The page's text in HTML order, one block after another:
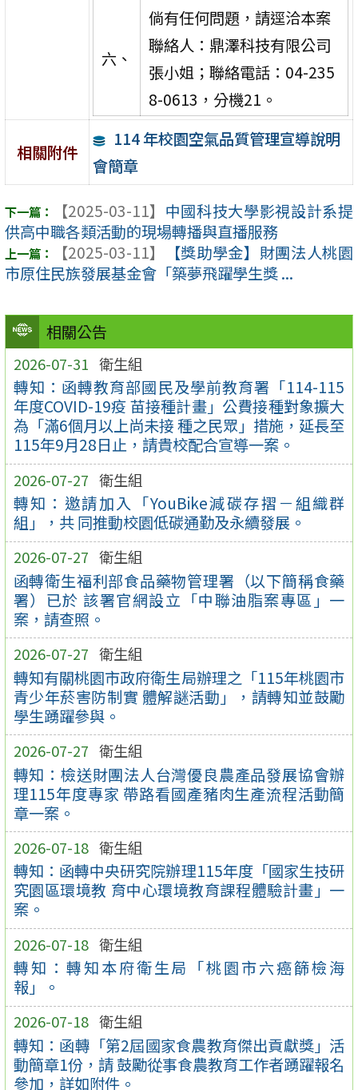
相關公告
2026-07-31 衛生組
轉知：函轉教育部國民及學前教育署「114-115
年度COVID-19疫 苗接種計畫」公費接種對象擴大
為「滿6個月以上尚未接 種之民眾」措施，延長至
115年9月28日止，請貴校配合宣導一案。
2026-07-27 衛生組
轉知：邀請加入「YouBike減碳存摺－組織群
組」，共 同推動校園低碳通勤及永續發展。
2026-07-27 衛生組
函轉衛生福利部食品藥物管理署（以下簡稱食藥
署）已於 該署官網設立「中聯油脂案專區」一
案，請查照。
2026-07-27 衛生組
轉知有關桃園市政府衛生局辦理之「115年桃園市
青少年菸害防制實 體解謎活動」，請轉知並鼓勵
學生踴躍參與。
2026-07-27 衛生組
轉知：檢送財團法人台灣優良農產品發展協會辦
理115年度專家 帶路看國產豬肉生產流程活動簡
章一案。
2026-07-18 衛生組
轉知：函轉中央研究院辦理115年度「國家生技研
究園區環境教 育中心環境教育課程體驗計畫」一
案。
2026-07-18 衛生組
轉知：轉知本府衛生局「桃園市六癌篩檢海
報」。
2026-07-18 衛生組
轉知：函轉「第2屆國家食農教育傑出貢獻獎」活
動簡章1份，請 鼓勵從事食農教育工作者踴躍報名
參加，詳如附件。
六、
倘有任何問題，請逕洽本案
聯絡人：鼎澤科技有限公司
張小姐；聯絡電話：04-235
8-0613，分機21。
相關附件
114 年校園空氣品質管理宣導說明
會簡章
【2025-03-11】 中國科技大學影視設計系提
供高中職各類活動的現場轉播與直播服務
【2025-03-11】
【獎助學金】財團法人桃園
市原住民族發展基金會「築夢飛躍學生獎 ...